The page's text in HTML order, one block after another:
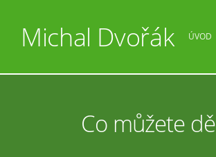
Michal Dvořák ÚVOD
Co můžete